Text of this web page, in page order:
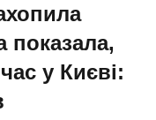
показала,
у Києві: